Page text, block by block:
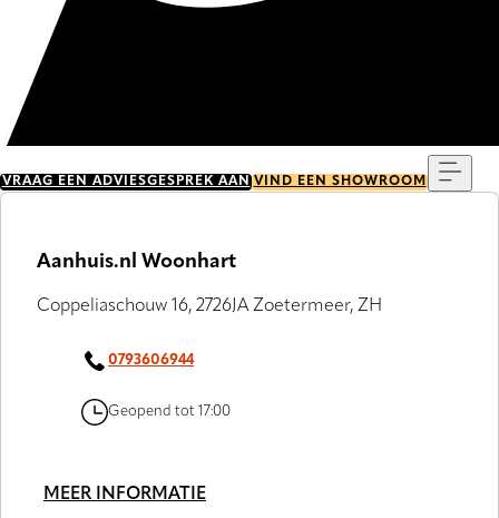
VRAAG EEN ADVIESGESPREK AAN VIND EEN SHOWROOM
Aanhuis.nl Woonhart
Coppeliaschouw 16, 2726JA Zoetermeer, ZH
0793606944
Geopend tot 17:00
MEER INFORMATIE